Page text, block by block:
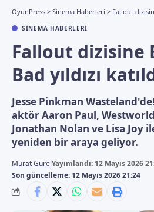
OyunPress > Sinema Haberleri > Fallout
SINEMA HABERLERI
Fallout dizisine
Bad yıldızı
Jesse Pinkman
aktör Aaron Paul, Westworld
Jonathan Nolan ve Lisa Joy
yeniden bir araya geliyor.
Son güncelleme: 12 Mayıs 2026 21:24
Murat GürelYayımlandı: 12 Mayıs 2026